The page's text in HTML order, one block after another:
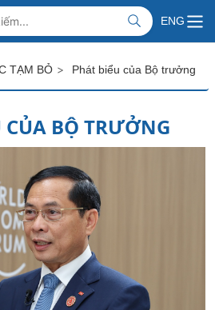
NAM
AFFAIRS
ENG
TẠM BỎ > Phát biểu của Bộ trưởng
CỦA BỘ TRƯỞNG